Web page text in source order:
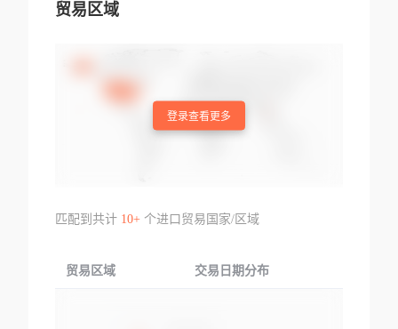
贸易区域
登录查看更多
匹配到共计 10+个进口贸易国家/区域
贸易区域 交易日期分布